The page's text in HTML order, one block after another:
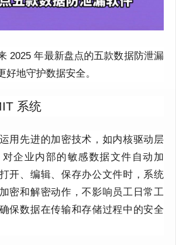
2025 年最新盘点的五款数据防泄漏
好地守护数据安全。
系统
用先进的加密技术，如内核驱动层
企业内部的敏感数据文件自动加
开、编辑、保存办公文件时，系统
密和解密动作，不影响员工日常工
保数据在传输和存储过程中的安全